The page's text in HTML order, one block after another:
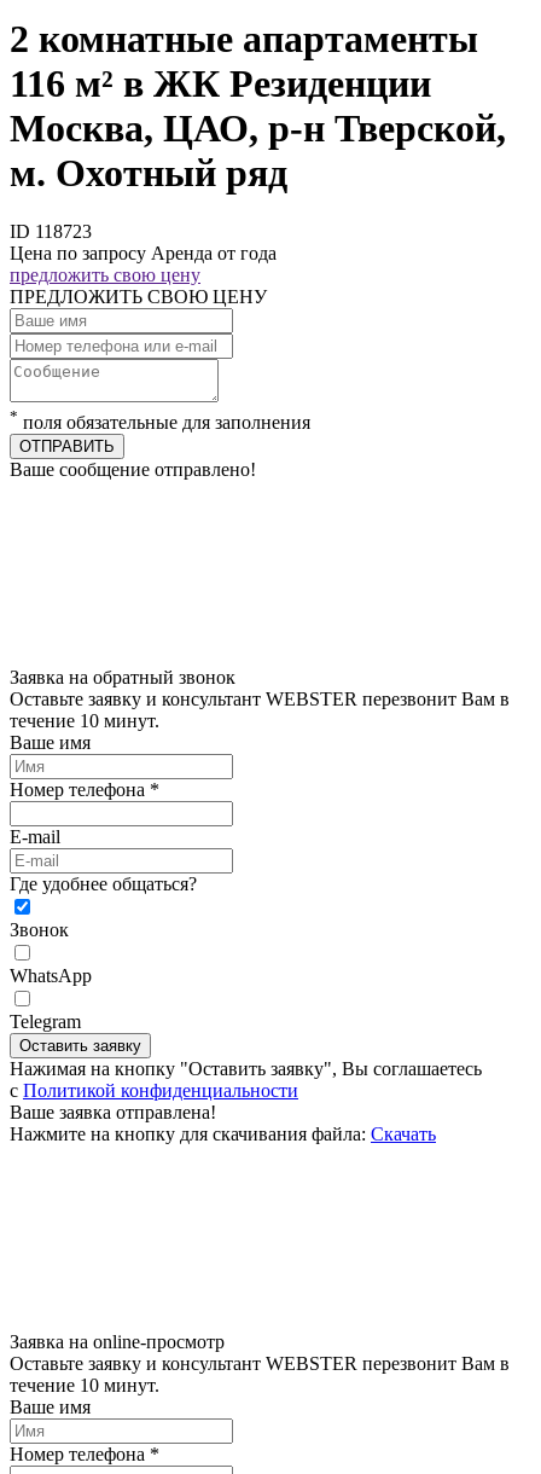
2 комнатные апартаменты
116 м² в ЖК Резиденции
Москва, ЦАО, р-н Тверской,
м. Охотный ряд
ID 118723
Цена по запросу Аренда от года
предложить свою цену
ПРЕДЛОЖИТЬ СВОЮ ЦЕНУ
* поля обязательные для заполнения
ОТПРАВИТЬ
Ваше сообщение отправлено!
Заявка на обратный звонок
Оставьте заявку и консультант WEBSTER перезвонит Вам в
течение 10 минут.
Ваше имя
Номер телефона *
E-mail
Где удобнее общаться?
Звонок
WhatsApp
Telegram
Оставить заявку
Нажимая на кнопку "Оставить заявку", Вы соглашаетесь
c Политикой конфиденциальности
Ваше заявка отправлена!
Нажмите на кнопку для скачивания файла: Скачать
Заявка на online-просмотр
Оставьте заявку и консультант WEBSTER перезвонит Вам в
течение 10 минут.
Ваше имя
Номер телефона *